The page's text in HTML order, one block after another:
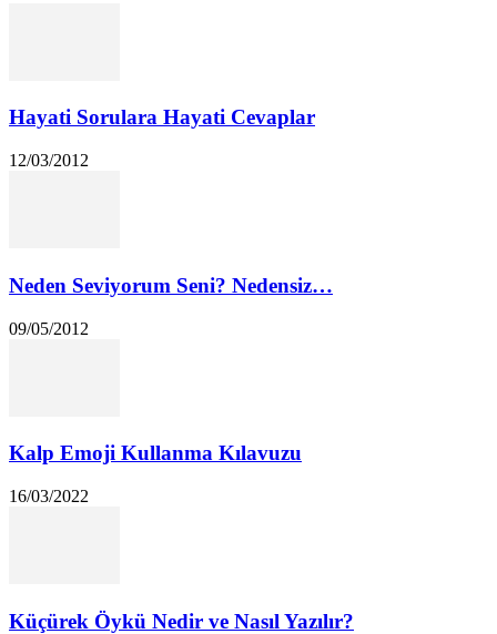
Hayati Sorulara Hayati Cevaplar
12/03/2012
Neden Seviyorum Seni? Nedensiz…
09/05/2012
Kalp Emoji Kullanma Kılavuzu
16/03/2022
Küçürek Öykü Nedir ve Nasıl Yazılır?